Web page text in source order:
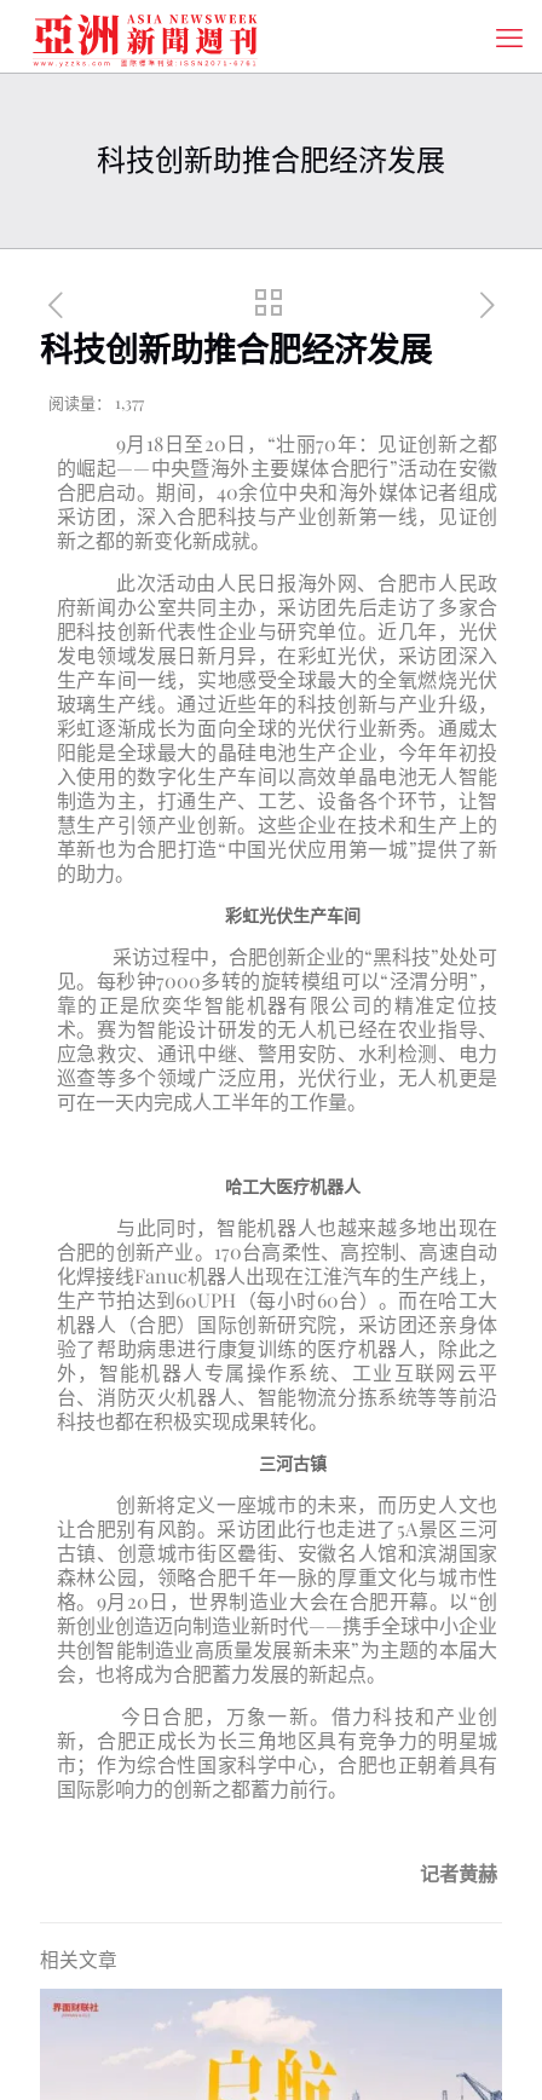
科技创新助推合肥经济发展
科技创新助推合肥经济发展
阅读量： 1,377
9月18日至20日，“壮丽70年：见证创新之都
的崛起——中央暨海外主要媒体合肥行”活动在安徽
合肥启动。期间，40余位中央和海外媒体记者组成
采访团，深入合肥科技与产业创新第一线，见证创
新之都的新变化新成就。
此次活动由人民日报海外网、合肥市人民政
府新闻办公室共同主办，采访团先后走访了多家合
肥科技创新代表性企业与研究单位。近几年，光伏
发电领域发展日新月异，在彩虹光伏，采访团深入
生产车间一线，实地感受全球最大的全氧燃烧光伏
玻璃生产线。通过近些年的科技创新与产业升级，
彩虹逐渐成长为面向全球的光伏行业新秀。通威太
阳能是全球最大的晶硅电池生产企业，今年年初投
入使用的数字化生产车间以高效单晶电池无人智能
制造为主，打通生产、工艺、设备各个环节，让智
慧生产引领产业创新。这些企业在技术和生产上的
革新也为合肥打造“中国光伏应用第一城”提供了新
的助力。
彩虹光伏生产车间
采访过程中，合肥创新企业的“黑科技”处处可
见。每秒钟7000多转的旋转模组可以“泾渭分明”，
靠的正是欣奕华智能机器有限公司的精准定位技
术。赛为智能设计研发的无人机已经在农业指导、
应急救灾、通讯中继、警用安防、水利检测、电力
巡查等多个领域广泛应用，光伏行业，无人机更是
可在一天内完成人工半年的工作量。
哈工大医疗机器人
与此同时，智能机器人也越来越多地出现在
合肥的创新产业。170台高柔性、高控制、高速自动
化焊接线Fanuc机器人出现在江淮汽车的生产线上，
生产节拍达到60UPH（每小时60台）。而在哈工大
机器人（合肥）国际创新研究院，采访团还亲身体
验了帮助病患进行康复训练的医疗机器人，除此之
外，智能机器人专属操作系统、工业互联网云平
台、消防灭火机器人、智能物流分拣系统等等前沿
科技也都在积极实现成果转化。
三河古镇
创新将定义一座城市的未来，而历史人文也
让合肥别有风韵。采访团此行也走进了5A景区三河
古镇、创意城市街区罍街、安徽名人馆和滨湖国家
森林公园，领略合肥千年一脉的厚重文化与城市性
格。9月20日，世界制造业大会在合肥开幕。以“创
新创业创造迈向制造业新时代——携手全球中小企业
共创智能制造业高质量发展新未来”为主题的本届大
会，也将成为合肥蓄力发展的新起点。
今日合肥，万象一新。借力科技和产业创
新，合肥正成长为长三角地区具有竞争力的明星城
市；作为综合性国家科学中心，合肥也正朝着具有
国际影响力的创新之都蓄力前行。
记者黄赫
相关文章